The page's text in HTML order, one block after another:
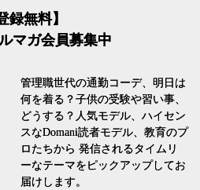
録無料】
マガ会員募集中
管理職世代の通勤コーデ、明日は
何を着る？子供の受験や習い事、
どうする？人気モデル、ハイセン
スなDomani読者モデル、教育のプ
ロたちから 発信されるタイムリ
ーなテーマをピックアップしてお
届けします。